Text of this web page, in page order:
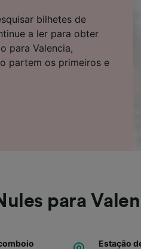
bilhetes de
a ler para obter
para Valencia,
partem os primeiros e
para
Estação